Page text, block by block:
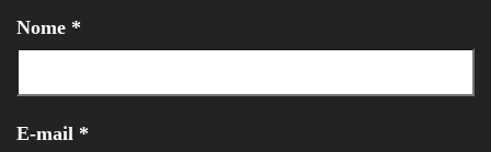
Nome *
E-mail *